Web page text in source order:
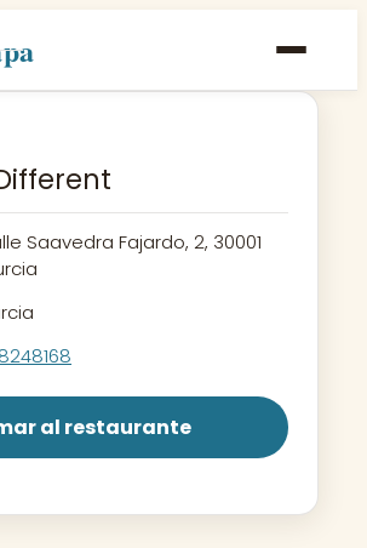
Saavedra Fajardo, 2, 30001
al restaurante